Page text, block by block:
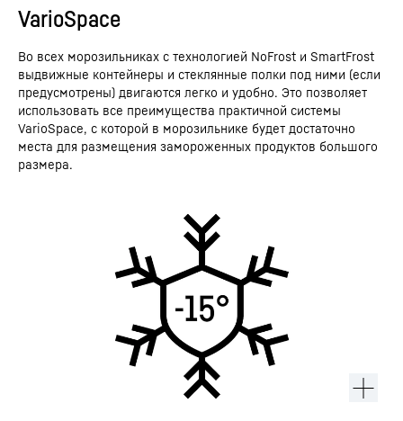
VarioSpace
Во всех морозильниках с технологией NoFrost и SmartFrost
выдвижные контейнеры и стеклянные полки под ними (если
предусмотрены) двигаются легко и удобно. Это позволяет
использовать все преимущества практичной системы
VarioSpace, с которой в морозильнике будет достаточно
места для размещения замороженных продуктов большого
размера.